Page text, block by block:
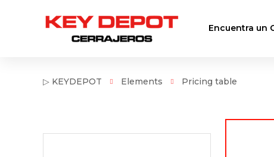
Encuentra un
▷ KEYDEPOT Elements Pricing table